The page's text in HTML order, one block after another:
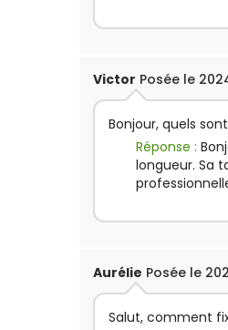
Victor Posée le
Bonjour, quels
Réponse :
longueur. Sa
Aurélie Posée le
Salut, comment